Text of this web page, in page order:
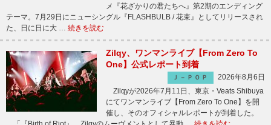
メ『花ざかりの君たちへ』第2期のエンディング
テーマ。7月29日にニューシングル『FLASHBULB / 花束』としてリリースされ
た、日に日に大 … 続きを読む
Zilqy、ワンマンライブ【From Zero To
One】公式レポート到着
Ｊ－ＰＯＰ
2026年8月6日
Zilqyが2026年7月11日、東京・Veats Shibuya
にてワンマンライブ【From Zero To One】を開
催し、そのオフィシャルレポートが到着した。